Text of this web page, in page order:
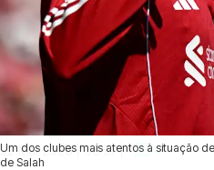
Um dos clubes mais atentos à situação
de Salah
22 Mai 2026 | 08:57 | 0